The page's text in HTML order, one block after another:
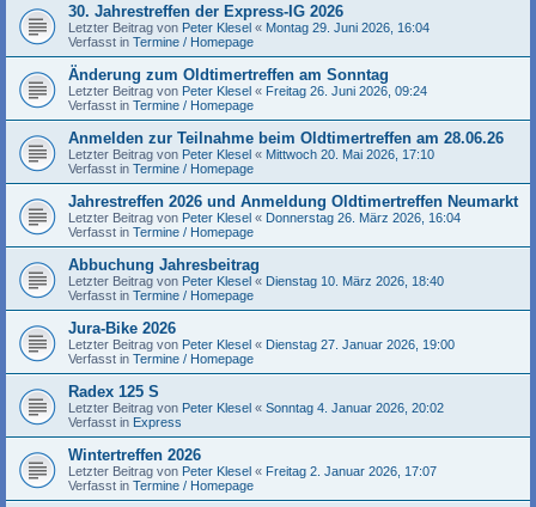
30. Jahrestreffen der Express-IG 2026
Letzter Beitrag von Peter Klesel « Montag 29. Juni 2026, 16:04
Verfasst in Termine / Homepage
Änderung zum Oldtimertreffen am Sonntag
Letzter Beitrag von Peter Klesel « Freitag 26. Juni 2026, 09:24
Verfasst in Termine / Homepage
Anmelden zur Teilnahme beim Oldtimertreffen am 28.06.26
Letzter Beitrag von Peter Klesel « Mittwoch 20. Mai 2026, 17:10
Verfasst in Termine / Homepage
Jahrestreffen 2026 und Anmeldung Oldtimertreffen Neumarkt
Letzter Beitrag von Peter Klesel « Donnerstag 26. März 2026, 16:04
Verfasst in Termine / Homepage
Abbuchung Jahresbeitrag
Letzter Beitrag von Peter Klesel « Dienstag 10. März 2026, 18:40
Verfasst in Termine / Homepage
Jura-Bike 2026
Letzter Beitrag von Peter Klesel « Dienstag 27. Januar 2026, 19:00
Verfasst in Termine / Homepage
Radex 125 S
Letzter Beitrag von Peter Klesel « Sonntag 4. Januar 2026, 20:02
Verfasst in Express
Wintertreffen 2026
Letzter Beitrag von Peter Klesel « Freitag 2. Januar 2026, 17:07
Verfasst in Termine / Homepage